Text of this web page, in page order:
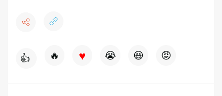
👍 🔥 ♥ 😭 😆 😡